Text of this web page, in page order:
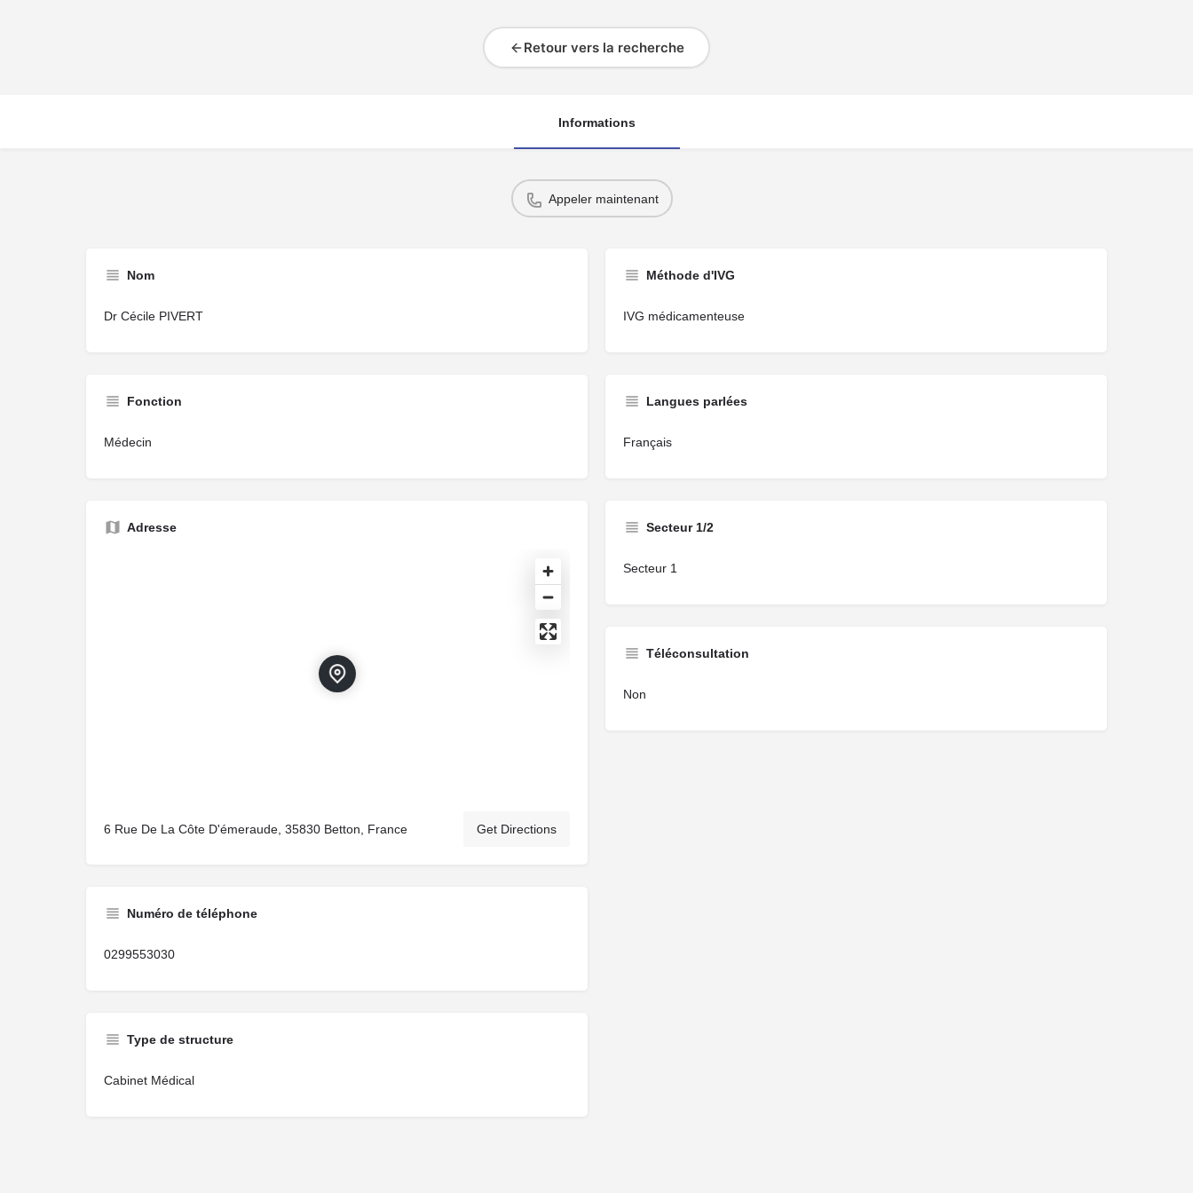
Retour vers la recherche
Informations
Appeler maintenant
Nom
Dr Cécile PIVERT
Fonction
Médecin
Adresse
6 Rue De La Côte D'émeraude, 35830 Betton, France Get Directions
Numéro de téléphone
0299553030
Type de structure
Cabinet Médical
Méthode d'IVG
IVG médicamenteuse
Langues parlées
Français
Secteur 1/2
Secteur 1
Téléconsultation
Non